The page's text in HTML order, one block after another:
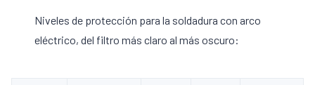
Niveles de protección para la soldadura con arco
eléctrico, del filtro más claro al más oscuro: